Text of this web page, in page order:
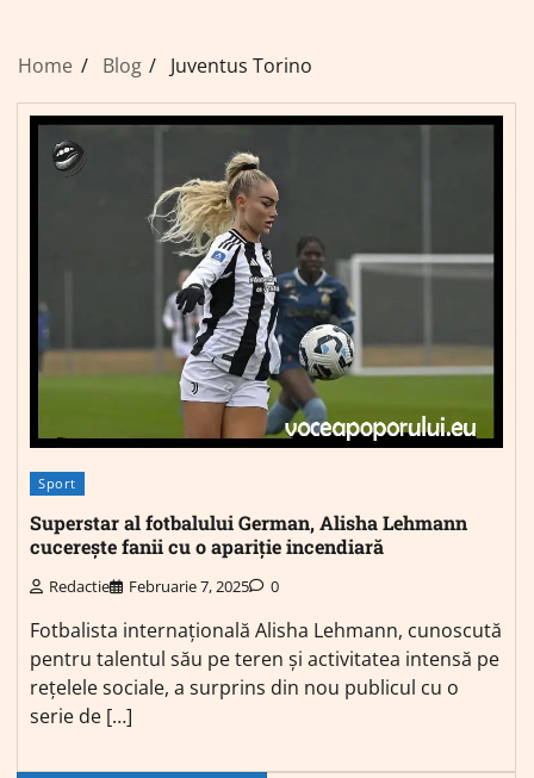
Home Blog Juventus Torino
Sport
Superstar al fotbalului German, Alisha Lehmann
cucerește fanii cu o apariție incendiară
Redactie Februarie 7, 2025 0
Fotbalista internațională Alisha Lehmann, cunoscută
pentru talentul său pe teren și activitatea intensă pe
rețelele sociale, a surprins din nou publicul cu o
serie de […]